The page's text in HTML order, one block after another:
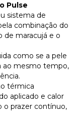
Pulse
sistema de
combinação do
de maracujá e o
como se a pele
ao mesmo tempo,
térmica
aplicado e calor
o prazer contínuo,